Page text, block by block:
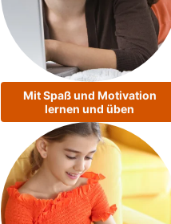
Mit Spaß und Motivation
lernen und üben